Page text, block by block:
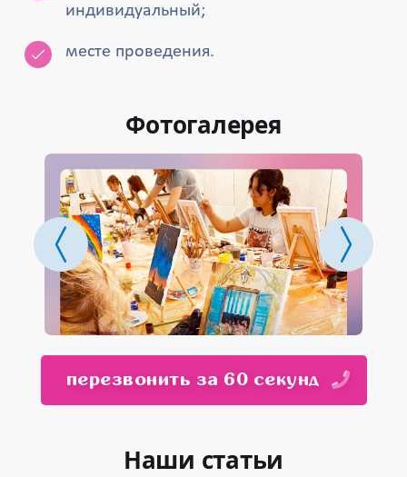
индивидуальный;
месте проведения.
Фотогалерея
перезвонить за 60 секунд
Наши статьи